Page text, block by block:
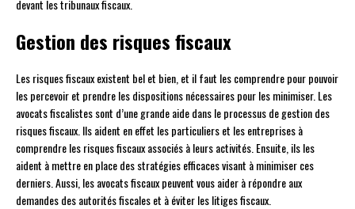
devant les tribunaux fiscaux.
Gestion des risques fiscaux
Les risques fiscaux existent bel et bien, et il faut les comprendre pour pouvoir
les percevoir et prendre les dispositions nécessaires pour les minimiser. Les
avocats fiscalistes sont d’une grande aide dans le processus de gestion des
risques fiscaux. Ils aident en effet les particuliers et les entreprises à
comprendre les risques fiscaux associés à leurs activités. Ensuite, ils les
aident à mettre en place des stratégies efficaces visant à minimiser ces
derniers. Aussi, les avocats fiscaux peuvent vous aider à répondre aux
demandes des autorités fiscales et à éviter les litiges fiscaux.